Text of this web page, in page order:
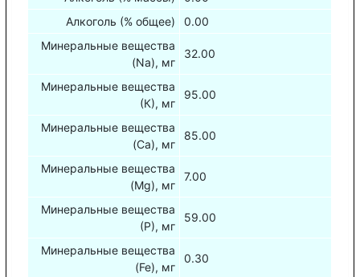
Алкоголь (% общее)
0.00
Минеральные вещества
(Na), мг
32.00
Минеральные вещества
(К), мг
95.00
Минеральные вещества
(Са), мг
85.00
Минеральные вещества
(Mg), мг
7.00
Минеральные вещества
(Р), мг
59.00
Минеральные вещества
(Fe), мг
0.30